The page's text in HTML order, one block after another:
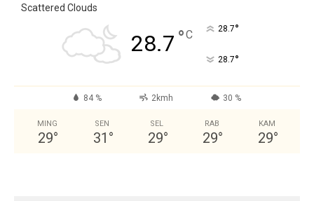
Scattered Clouds
28.7 °C 28.7°
28.7°
84 % 2kmh 30 %
MING
29°
SEN
31 °
SEL
29°
RAB
29°
KAM
29°